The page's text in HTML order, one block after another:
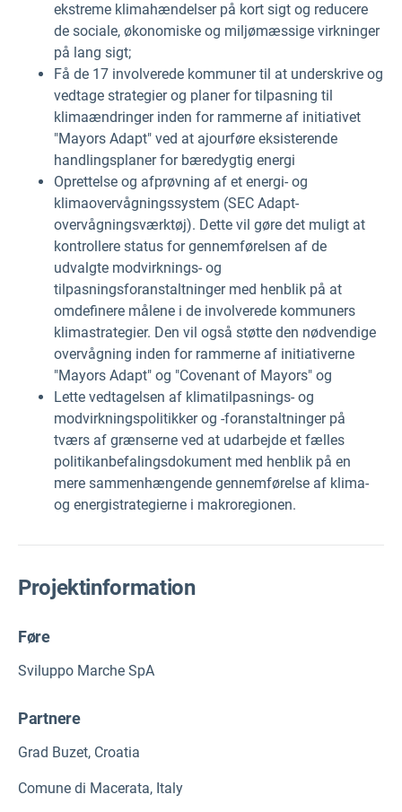
ekstreme klimahændelser på kort sigt og reducere
de sociale, økonomiske og miljømæssige virkninger
på lang sigt;
Få de 17 involverede kommuner til at underskrive og
vedtage strategier og planer for tilpasning til
klimaændringer inden for rammerne af initiativet
"Mayors Adapt" ved at ajourføre eksisterende
handlingsplaner for bæredygtig energi
Oprettelse og afprøvning af et energi- og
klimaovervågningssystem (SEC Adapt-
overvågningsværktøj). Dette vil gøre det muligt at
kontrollere status for gennemførelsen af de
udvalgte modvirknings- og
tilpasningsforanstaltninger med henblik på at
omdefinere målene i de involverede kommuners
klimastrategier. Den vil også støtte den nødvendige
overvågning inden for rammerne af initiativerne
"Mayors Adapt" og "Covenant of Mayors" og
Lette vedtagelsen af klimatilpasnings- og
modvirkningspolitikker og -foranstaltninger på
tværs af grænserne ved at udarbejde et fælles
politikanbefalingsdokument med henblik på en
mere sammenhængende gennemførelse af klima-
og energistrategierne i makroregionen.
Projektinformation
Føre
Sviluppo Marche SpA
Partnere
Grad Buzet, Croatia
Comune di Macerata, Italy